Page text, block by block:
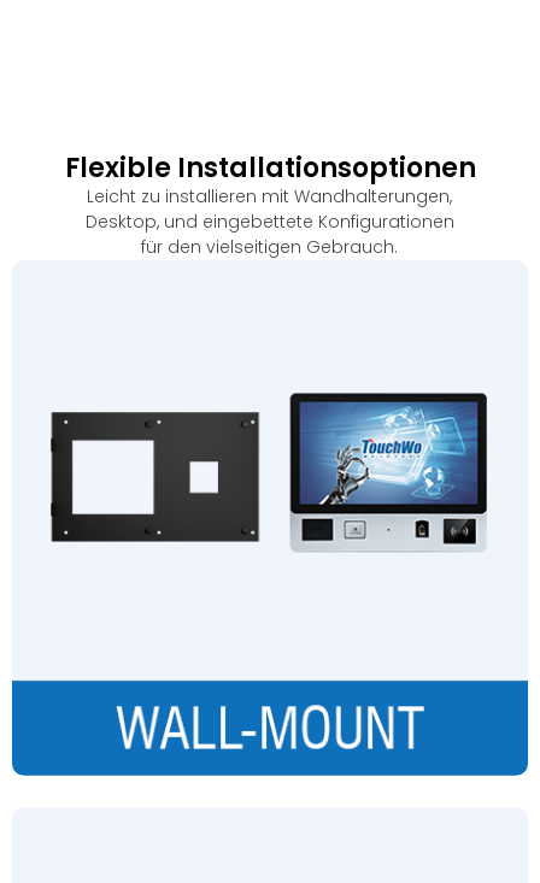
Flexible Installationsoptionen
Leicht zu installieren mit Wandhalterungen,
Desktop, und eingebettete Konfigurationen
für den vielseitigen Gebrauch.